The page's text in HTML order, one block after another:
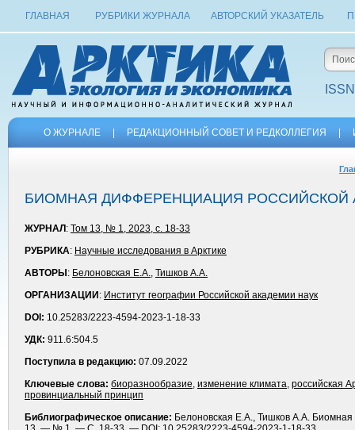
ГЛАВНАЯ РУБРИКИ ЖУРНАЛА АВТОРСКИЙ УКАЗАТЕЛЬ
О ЖУРНАЛЕ РЕДАКЦИОННЫЙ СОВЕТ И РЕДКОЛЛЕГИЯ
БИОМНАЯ ДИФФЕРЕНЦИАЦИЯ РОССИЙСКОЙ
ЖУРНАЛ : Том 13, № 1, 2023, с. 18-33
РУБРИКА: Научные исследования в Арктике
АВТОРЫ : Белоновская Е.А., Тишков А.А.
ОРГАНИЗАЦИИ : Институт географии Российской академии наук
DOI: 10.25283/2223-4594-2023-1-18-33
УДК: 911.6:504.5
Поступила в редакцию: 07.09.2022
Ключевые слова: биоразнообразие, изменение климата, российская
провинциальный принцип
Библиографическое описание: Белоновская Е.А., Тишков А.А.